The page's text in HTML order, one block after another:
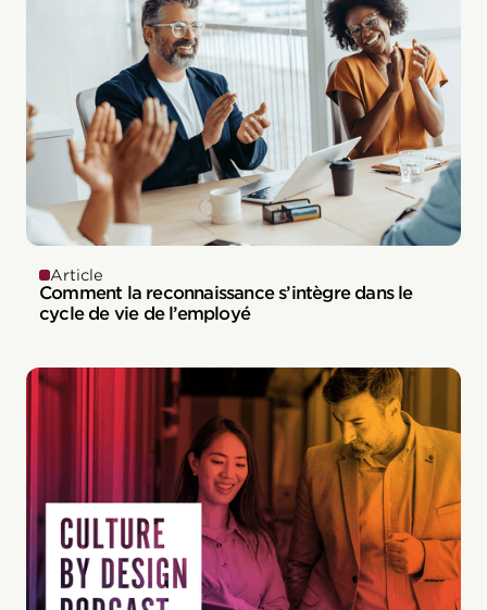
Article
Comment la reconnaissance s’intègre dans le
cycle de vie de l’employé